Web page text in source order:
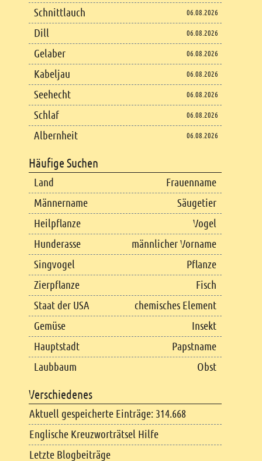
Schnittlauch 06.08.2026
Dill 06.08.2026
Gelaber 06.08.2026
Kabeljau 06.08.2026
Seehecht 06.08.2026
Schlaf 06.08.2026
Albernheit 06.08.2026
Häufige Suchen
Land
Frauenname
Männername
Säugetier
Heilpflanze
Vogel
Hunderasse
männlicher Vorname
Singvogel
Pflanze
Zierpflanze
Fisch
Staat der USA
chemisches Element
Gemüse
Insekt
Hauptstadt
Papstname
Laubbaum
Obst
Verschiedenes
Aktuell gespeicherte Einträge: 314.668
Englische Kreuzworträtsel Hilfe
Letzte Blogbeiträge